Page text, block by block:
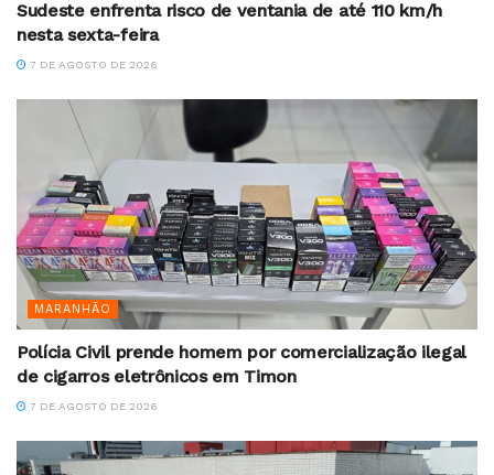
Sudeste enfrenta risco de ventania de até 110 km/h
nesta sexta-feira
7 DE AGOSTO DE 2026
MARANHÃO
Polícia Civil prende homem por comercialização ilegal
de cigarros eletrônicos em Timon
7 DE AGOSTO DE 2026